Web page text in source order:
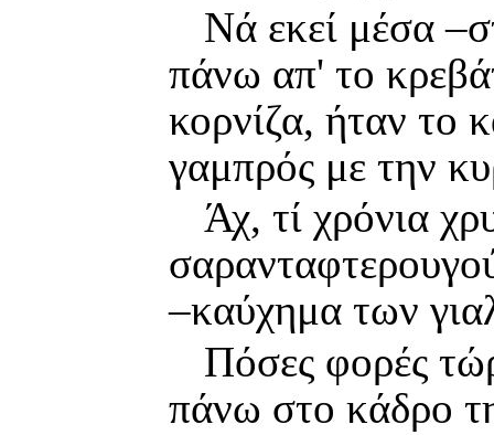
Νά εκεί μέσα
πάνω απ' το
κορνίζα, ήταν το
γαμπρός με την
Άχ, τί χρόνια
–καύχημα των
Πόσες φορές
πάνω στο κάδρο